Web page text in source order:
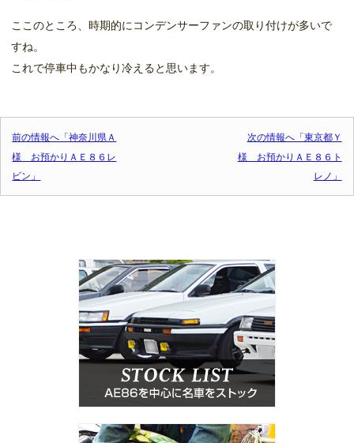
ここのところ、時期的にコンデンサーファンの取り付けが多いで
すね。
これで停車中もかなり冷えると思います。
前の情報へ「神奈川県Ａ
様 お預かりＡＥ８６レ
ビン」
次の情報へ「東京都Ｙ
様 お預かりＡＥ８６ト
レノ」